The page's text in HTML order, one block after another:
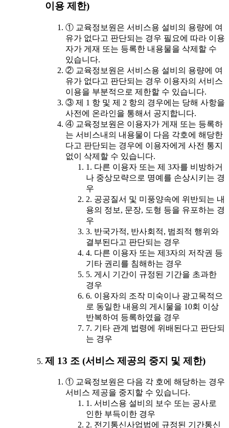
이용 제한)
① 교육정보원은 서비스용 설비의 용량에 여
유가 없다고 판단되는 경우 필요에 따라 이용
자가 게재 또는 등록한 내용물을 삭제할 수
있습니다.
② 교육정보원은 서비스용 설비의 용량에 여
유가 없다고 판단되는 경우 이용자의 서비스
이용을 부분적으로 제한할 수 있습니다.
③ 제 1 항 및 제 2 항의 경우에는 당해 사항을
사전에 온라인을 통해서 공지합니다.
④ 교육정보원은 이용자가 게재 또는 등록하
는 서비스내의 내용물이 다음 각호에 해당한
다고 판단되는 경우에 이용자에게 사전 통지
없이 삭제할 수 있습니다.
1. 다른 이용자 또는 제 3자를 비방하거
나 중상모략으로 명예를 손상시키는 경
우
2. 공공질서 및 미풍양속에 위반되는 내
용의 정보, 문장, 도형 등을 유포하는 경
우
3. 반국가적, 반사회적, 범죄적 행위와
결부된다고 판단되는 경우
4. 다른 이용자 또는 제3자의 저작권 등
기타 권리를 침해하는 경우
5. 게시 기간이 규정된 기간을 초과한
경우
6. 이용자의 조작 미숙이나 광고목적으
로 동일한 내용의 게시물을 10회 이상
반복하여 등록하였을 경우
7. 기타 관계 법령에 위배된다고 판단되
는 경우
제 13 조 (서비스 제공의 중지 및 제한)
① 교육정보원은 다음 각 호에 해당하는 경우
서비스 제공을 중지할 수 있습니다.
1. 서비스용 설비의 보수 또는 공사로
인한 부득이한 경우
2. 전기통신사업법에 규정된 기간통신